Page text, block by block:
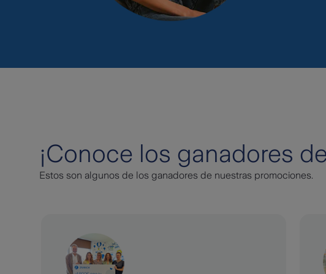
¡Conoce los ganadores
Estos son algunos de los ganadores de nuestras promociones.